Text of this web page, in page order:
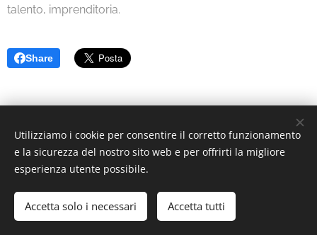
talento, imprenditoria.
Share
Cookies
Utilizziamo i cookie per consentire il corretto funzionamento
e la sicurezza del nostro sito web e per offrirti la migliore
esperienza utente possibile.
Accetta solo i necessari Accetta tutti